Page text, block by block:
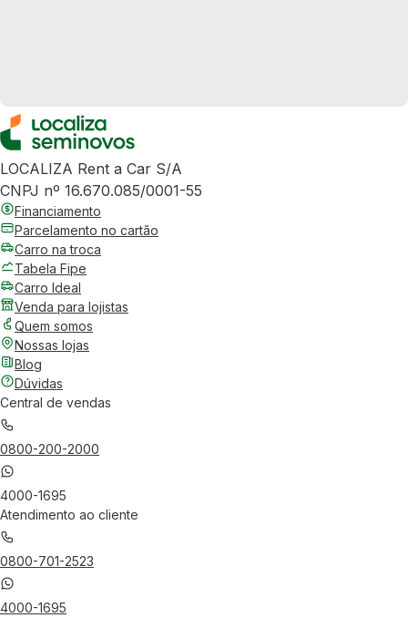
LOCALIZA Rent a Car S/A
CNPJ nº 16.670.085/0001-55
Financiamento
Parcelamento no cartão
Carro na troca
Tabela Fipe
Carro Ideal
Venda para lojistas
Quem somos
Nossas lojas
Blog
Dúvidas
Central de vendas
0800-200-2000
4000-1695
Atendimento ao cliente
0800-701-2523
4000-1695